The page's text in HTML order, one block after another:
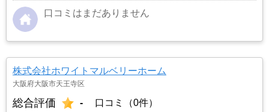
口コミはまだありません
株式会社ホワイトマルベリーホーム
大阪府大阪市天王寺区
総合評価 - 口コミ（0件）